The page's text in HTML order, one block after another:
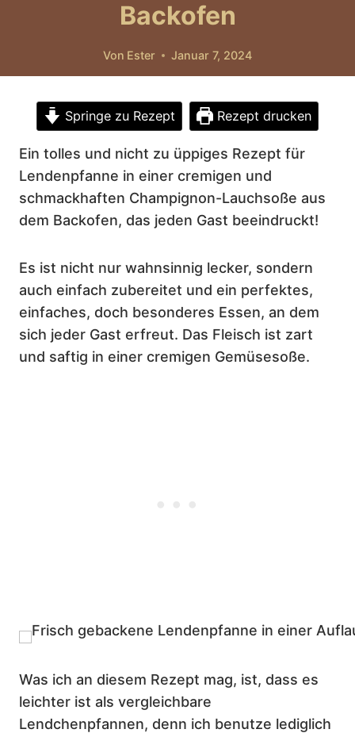
Backofen
Von Ester Januar 7, 2024
Springe zu Rezept Rezept drucken
Ein tolles und nicht zu üppiges Rezept für
Lendenpfanne in einer cremigen und
schmackhaften Champignon-Lauchsoße aus
dem Backofen, das jeden Gast beeindruckt!
Es ist nicht nur wahnsinnig lecker, sondern
auch einfach zubereitet und ein perfektes,
einfaches, doch besonderes Essen, an dem
sich jeder Gast erfreut. Das Fleisch ist zart
und saftig in einer cremigen Gemüsesoße.
Was ich an diesem Rezept mag, ist, dass es
leichter ist als vergleichbare
Lendchenpfannen, denn ich benutze lediglich